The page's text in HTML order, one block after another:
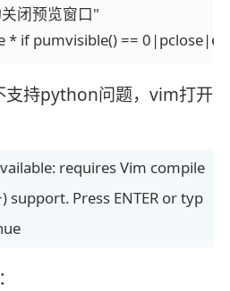
闭预览窗口"
* if pumvisible() ==
持python问题，vim打开
requires Vim compile
support. Press ENTER or typ